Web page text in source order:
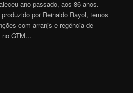
ano passado, aos 86 anos.
por Reinaldo Rayol, temos
com arranjs e regência de
no GTM…